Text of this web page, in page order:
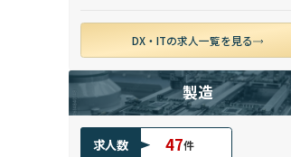
DX・ITの求人一覧を見る
製造
求人数 47件